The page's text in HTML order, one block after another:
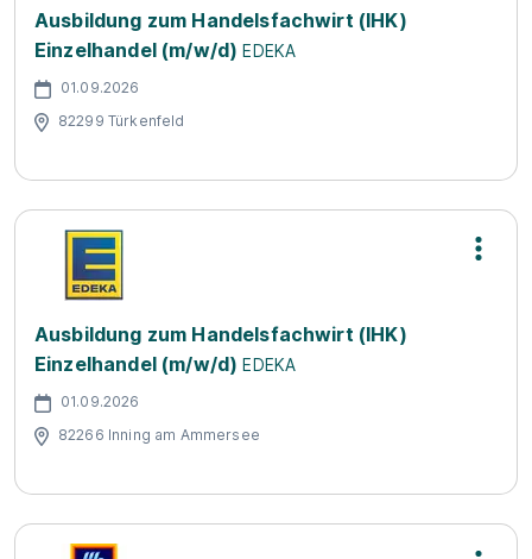
Ausbildung zum Handelsfachwirt (IHK)
Einzelhandel (m/w/d) EDEKA
01.09.2026
82299 Türkenfeld
Ausbildung zum Handelsfachwirt (IHK)
Einzelhandel (m/w/d) EDEKA
01.09.2026
82266 Inning am Ammersee